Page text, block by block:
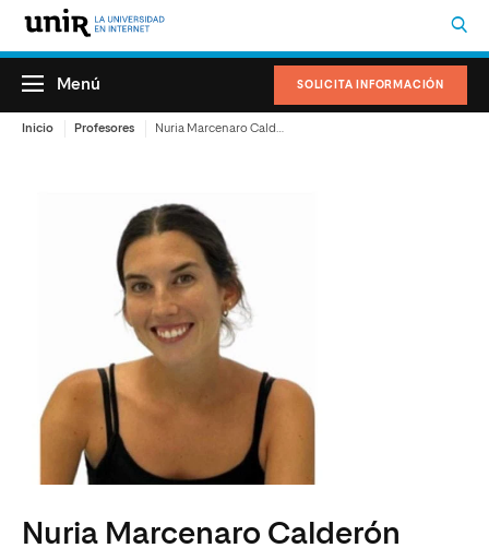
SOLICITA INFORMACIÓN
Menú
Inicio Profesores
Nuria Marcenaro Calderón